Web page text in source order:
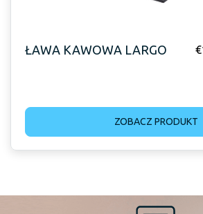
ŁAWA KAWOWA LARGO €
ZOBACZ PRODUKT